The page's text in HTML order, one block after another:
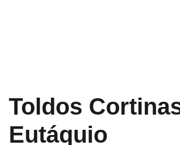
Toldos
Eutáquio